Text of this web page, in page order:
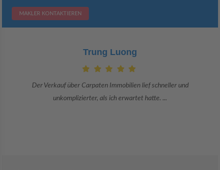
MAKLER KONTAKTIEREN
Trung Luong
Der Verkauf über Carpaten Immobilien lief schneller und
unkomplizierter, als ich erwartet hatte. ...